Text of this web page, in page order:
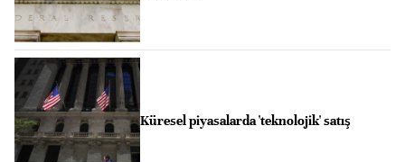
Küresel piyasalarda 'teknolojik' satış